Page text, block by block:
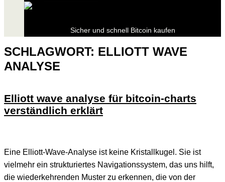
Sicher und schnell Bitcoin kaufen
SCHLAGWORT: ELLIOTT WAVE
ANALYSE
Elliott wave analyse für bitcoin-charts
verständlich erklärt
Eine Elliott-Wave-Analyse ist keine Kristallkugel. Sie ist
vielmehr ein strukturiertes Navigationssystem, das uns hilft,
die wiederkehrenden Muster zu erkennen, die von der